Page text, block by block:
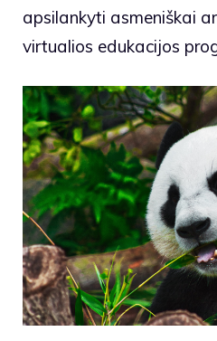
apsilankyti asmeniškai
virtualios edukacijos